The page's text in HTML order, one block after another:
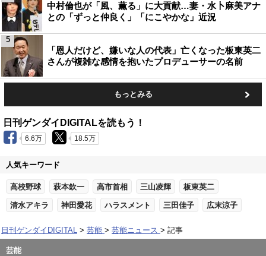
中村倫也が「風、薫る」に大貢献…妻・水卜麻美アナ
との「ずっと仲良く」「にこやかな」近況
「恩人だけど、嫌いな人の代表」亡くなった板東英二
さんが複雑な感情を抱いたプロデューサーの名前
5
もっとみる
日刊ゲンダイDIGITALを読もう！
6.6万 18.5万
人気キーワード
高校野球 萩本欽一 高市首相 三山凌輝 板東英二
清水アキラ 神田愛花 ハラスメント 三田佳子 広末涼子
日刊ゲンダイDIGITAL 芸能 芸能ニュース 記事
芸能